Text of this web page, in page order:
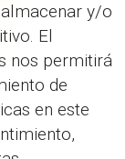
y/o
El
nos permitirá
de
en este